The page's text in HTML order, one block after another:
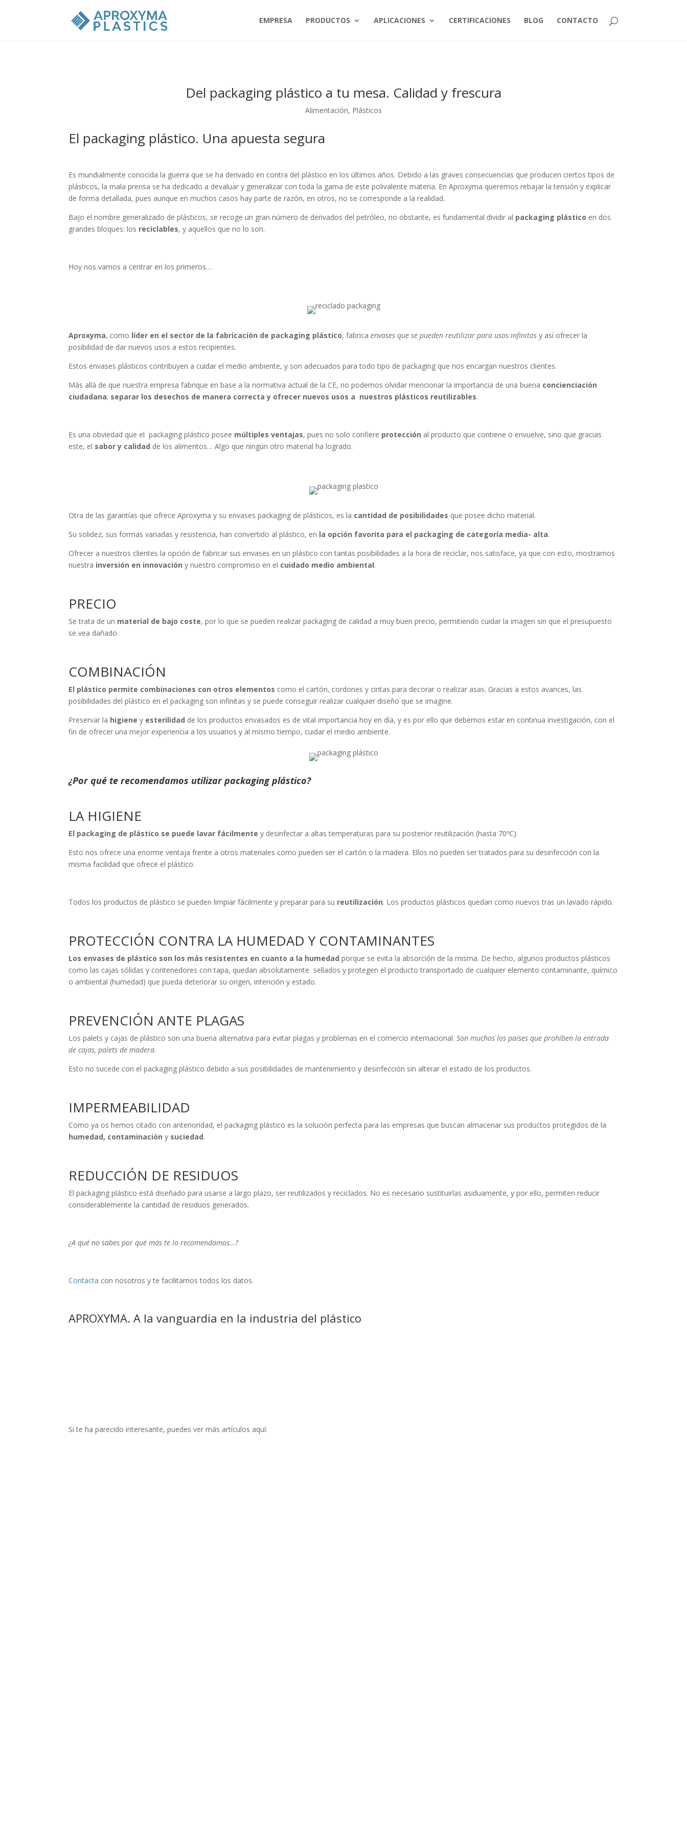
EMPRESA PRODUCTOS APLICACIONES CERTIFICACIONES BLOG CONTACTO
Del packaging plástico a tu mesa. Calidad y frescura
Alimentación, Plásticos
El packaging plástico. Una apuesta segura
Es mundialmente conocida la guerra que se ha derivado en contra del plástico en los últimos años. Debido a las graves consecuencias que producen ciertos tipos de
plásticos, la mala prensa se ha dedicado a devaluar y generalizar con toda la gama de este polivalente materia. En Aproxyma queremos rebajar la tensión y explicar
de forma detallada, pues aunque en muchos casos hay parte de razón, en otros, no se corresponde a la realidad.
Bajo el nombre generalizado de plásticos, se recoge un gran número de derivados del petróleo, no obstante, es fundamental dividir al packaging plástico en dos
grandes bloques: los reciclables, y aquellos que no lo son.
Hoy nos vamos a centrar en los primeros…
Aproxyma, como líder en el sector de la fabricación de packaging plástico, fabricaenvases que se pueden reutilizar para usos infinitos y así ofrecer la
posibilidad de dar nuevos usos a estos recipientes.
Estos envases plásticos contribuyen a cuidar el medio ambiente, y son adecuados para todo tipo de packaging que nos encargan nuestros clientes.
Más allá de que nuestra empresa fabrique en base a la normativa actual de la CE, no podemos olvidar mencionar la importancia de una buena concienciación
ciudadana; separar los desechos de manera correcta y ofrecer nuevos usos a nuestros plásticos reutilizables.
Es una obviedad que el packaging plástico posee múltiples ventajas, pues no solo confiere protección al producto que contiene o envuelve, sino que gracias
este, el sabor y calidad de los alimentos… Algo que ningún otro material ha logrado.
Otra de las garantías que ofrece Aproxyma y su envases packaging de plásticos, es la cantidad de posibilidades que posee dicho material.
Su solidez, sus formas variadas y resistencia, han convertido al plástico, en la opción favorita para el packaging de categoría media- alta.
Ofrecer a nuestros clientes la opción de fabricar sus envases en un plástico con tantas posibilidades a la hora de reciclar, nos satisface, ya que con esto, mostramos
nuestra inversión en innovación y nuestro compromiso en el cuidado medio ambiental.
PRECIO
Se trata de un material de bajo coste, por lo que se pueden realizar packaging de calidad a muy buen precio, permitiendo cuidar la imagen sin que el presupuesto
se vea dañado.
COMBINACIÓN
El plástico permite combinaciones con otros elementos como el cartón, cordones y cintas para decorar o realizar asas. Gracias a estos avances, las
posibilidades del plástico en el packaging son infinitas y se puede conseguir realizar cualquier diseño que se imagine.
Preservar la higiene y esterilidad de los productos envasados es de vital importancia hoy en día, y es por ello que debemos estar en continua investigación, con el
fin de ofrecer una mejor experiencia a los usuarios y al mismo tiempo, cuidar el medio ambiente.
¿Por qué te recomendamos utilizar packaging plástico?
LA HIGIENE
El packaging de plástico se puede lavar fácilmente y desinfectar a altas temperaturas para su posterior reutilización (hasta 70ºC).
Esto nos ofrece una enorme ventaja frente a otros materiales como pueden ser el cartón o la madera. Ellos no pueden ser tratados para su desinfección con la
misma facilidad que ofrece el plástico.
Todos los productos de plástico se pueden limpiar fácilmente y preparar para su reutilización. Los productos plásticos quedan como nuevos tras un lavado rápido.
PROTECCIÓN CONTRA LA HUMEDAD Y CONTAMINANTES
Los envases de plástico son los más resistentes en cuanto a la humedad porque se evita la absorción de la misma. De hecho, algunos productos plásticos
como las cajas sólidas y contenedores con tapa, quedan absolutamente sellados y protegen el producto transportado de cualquier elemento contaminante, químico
o ambiental (humedad) que pueda deteriorar su origen, intención y estado.
PREVENCIÓN ANTE PLAGAS
Los palets y cajas de plástico son una buena alternativa para evitar plagas y problemas en el comercio internacional.Son muchos los países que prohíben la entrada
de cajas, palets de madera.
Esto no sucede con el packaging plástico debido a sus posibilidades de mantenimiento y desinfección sin alterar el estado de los productos.
IMPERMEABILIDAD
Como ya os hemos citado con anterioridad, el packaging plástico es la solución perfecta para las empresas que buscan almacenar sus productos protegidos de la
humedad, contaminación y suciedad.
REDUCCIÓN DE RESIDUOS
El packaging plástico está diseñado para usarse a largo plazo, ser reutilizados y reciclados. No es necesario sustituirlas asiduamente, y por ello, permiten reducir
considerablemente la cantidad de residuos generados.
¿A qué no sabes por qué más te lo recomendamos…?
Contacta con nosotros y te facilitamos todos los datos.
APROXYMA. A la vanguardia en la industria del plástico
Si te ha parecido interesante, puedes ver más artículos aquí: